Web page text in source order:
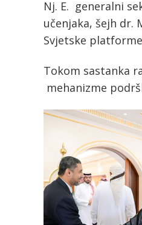
Nj. E. generalni
učenjaka, šejh dr.
Svjetske
Tokom sastanka
mehanizme